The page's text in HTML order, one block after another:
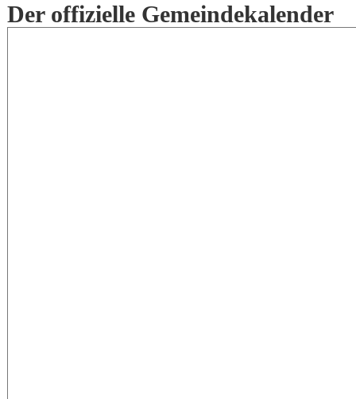
Der offizielle Gemeindekalender